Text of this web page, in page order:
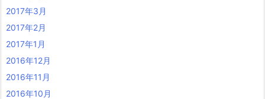
2017年3月
2017年2月
2017年1月
2016年12月
2016年11月
2016年10月